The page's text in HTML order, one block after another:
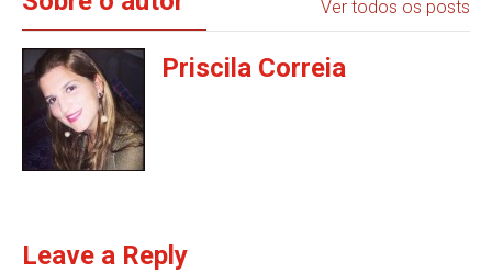
Ver todos os posts
Priscila Correia
Leave a Reply